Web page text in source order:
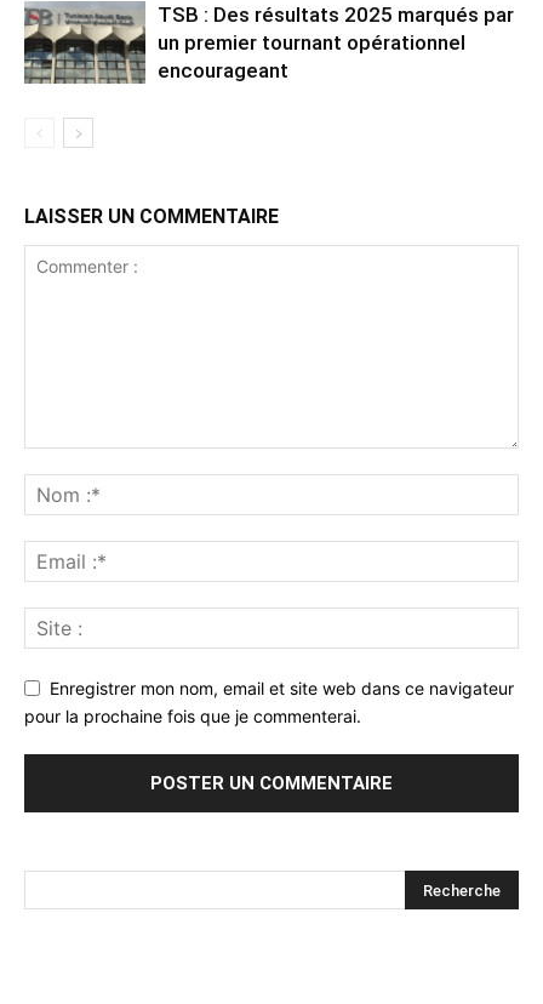
TSB : Des résultats 2025 marqués par
un premier tournant opérationnel
encourageant
LAISSER UN COMMENTAIRE
Enregistrer mon nom, email et site web dans ce navigateur
pour la prochaine fois que je commenterai.